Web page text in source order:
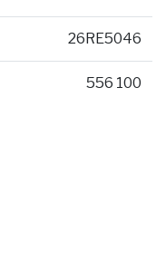
26RE5046
556 100